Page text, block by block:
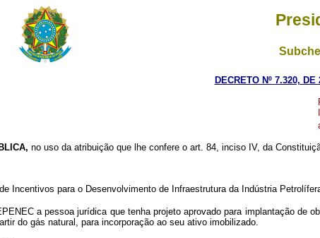
DECRETO Nº 7.320,
no uso da atribuição que lhe confere o art. 84, inciso IV, da
Incentivos para o Desenvolvimento de Infraestrutura da Indústria
a pessoa jurídica que tenha projeto aprovado para implantação de
do gás natural, para incorporação ao seu ativo imobilizado.